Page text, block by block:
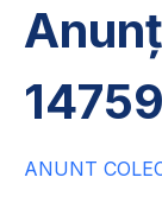
ANUNT